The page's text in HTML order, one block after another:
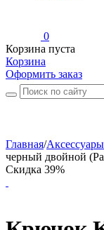
0
Корзина пуста
Корзина
Оформить заказ
Главная/
черный двойной
Скидка 39%